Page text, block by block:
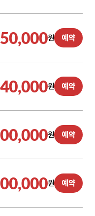
원 예약
원 예약
원 예약
원 예약